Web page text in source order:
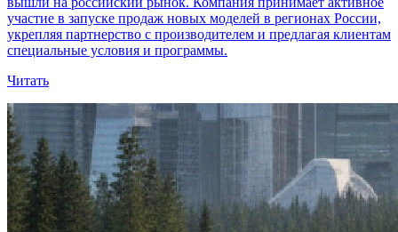
участие в запуске продаж новых моделей в регионах России,
укрепляя партнерство с производителем и предлагая клиентам
специальные условия и программы.
Читать